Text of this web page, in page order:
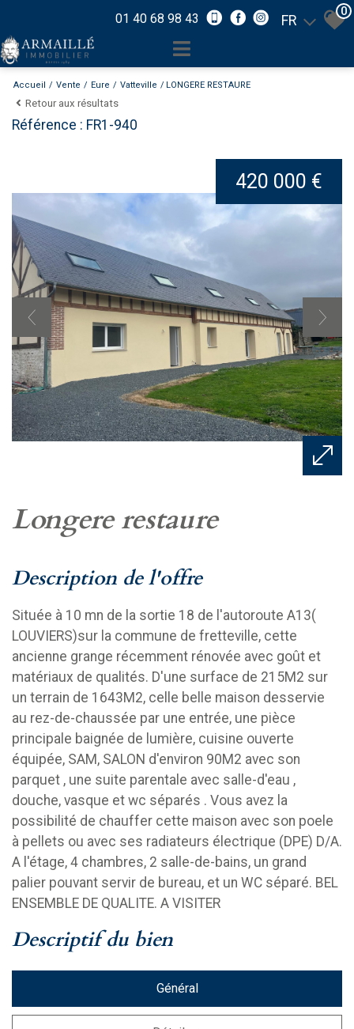
01 40 68 98 43 FR
0
Accueil Vente Eure Vatteville LONGERE RESTAURE
Retour aux résultats
Référence : FR1-940
420 000 €
longere restaure
description de l'offre
Située à 10 mn de la sortie 18 de l'autoroute A13(
LOUVIERS)sur la commune de fretteville, cette
ancienne grange récemment rénovée avec goût et
matériaux de qualités. D'une surface de 215M2 sur
un terrain de 1643M2, celle belle maison desservie
au rez-de-chaussée par une entrée, une pièce
principale baignée de lumière, cuisine ouverte
équipée, SAM, SALON d'environ 90M2 avec son
parquet , une suite parentale avec salle-d'eau ,
douche, vasque et wc séparés . Vous avez la
possibilité de chauffer cette maison avec son poele
à pellets ou avec ses radiateurs électrique (DPE) D/A.
A l'étage, 4 chambres, 2 salle-de-bains, un grand
palier pouvant servir de bureau, et un WC séparé. BEL
ENSEMBLE DE QUALITE. A VISITER
descriptif du bien
Général